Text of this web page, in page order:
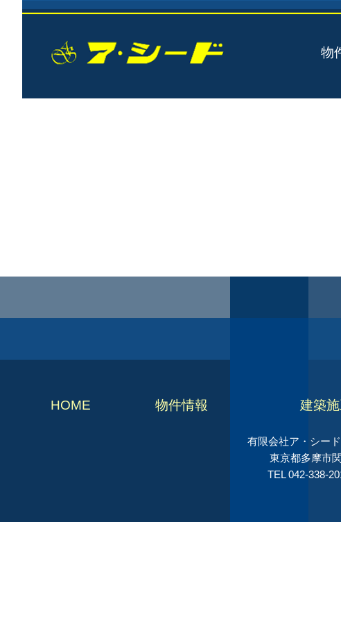
物
HOME 物件情報 建築
有限会社ア・シー
東京都多摩市
TEL 042-338-